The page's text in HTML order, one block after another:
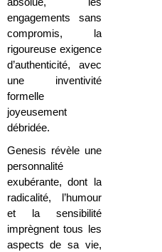
absolue, les
engagements sans
compromis, la
rigoureuse exigence
d’authenticité, avec
une inventivité
formelle
joyeusement
débridée.
Genesis révèle une
personnalité
exubérante, dont la
radicalité, l’humour
et la sensibilité
imprègnent tous les
aspects de sa vie,